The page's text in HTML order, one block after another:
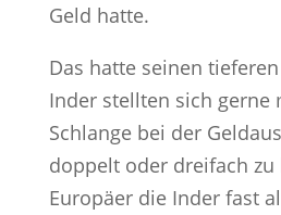
Geld hatte.
Das hatte seinen
Inder stellten sich gerne
Schlange bei der
doppelt oder dreifach zu
Europäer die Inder fast